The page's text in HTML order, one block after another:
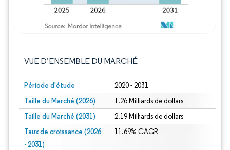
VUE D’ENSEMBLE DU MARCHÉ
Période d'étude 2020 - 2031
Taille du Marché (2026) 1.26 Milliards de dollars
Taille du Marché (2031) 2.19 Milliards de dollars
Taux de croissance (2026
- 2031)
11.69% CAGR